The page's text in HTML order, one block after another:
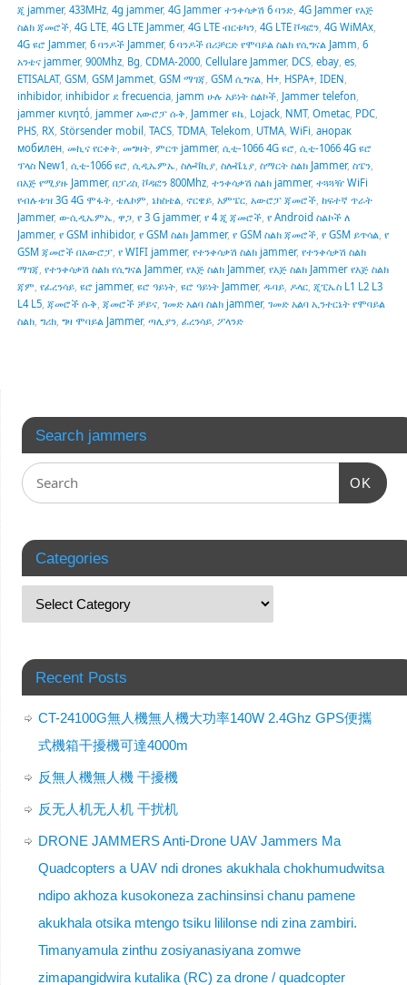
ጂ jammer, 433MHz, 4g jammer, 4G Jammer ተንቀሳቃሽ 6 ባንድ, 4G Jammer የእጅ
ስልክ ጃመሮች, 4G LTE, 4G LTE Jammer, 4G LTE ብርቱካን, 4G LTE ቮዳፎን, 4G WiMAx,
4G ዩሮ Jammer, 6 ባንዶች Jammer, 6 ባንዶች በሪቻርድ የሞባይል ስልክ የሲግናል Jamm 6
አንቴና jammer, 900Mhz, Bg CDMA-2000, Cellulare Jammer, DCS, ebay, es,
ETISALAT, GSM, GSM Jammet, GSM ማገጃ GSM ሲግናል H+, HSPA+, IDEN
inhibidor, inhibidor ደ frecuencia, jamm ሁሉ አይነት ስልኮች, Jammer telefon
jammer κινητό, jammer አውሮፓ ሱቅ Jammer ዩኬ, Lojack, NMT, Ometac, PDC,
PHS, RX, Störsender mobil TACS, TDMA, Telekom UTMA, WiFi анорак
мобилен, መኪና የርቀት, መግዛት, ምርጥ jammer, ሲቲ-1066 4G ዩሮ ሲቲ-1066 4G ዩሮ
ፕላስ New1 ሲቲ-1066 ዩሮ ሲዲኤምኤ ስሎቫኪያ, ስሎቬኒያ, ስማርት ስልክ Jammer, ስፔን,
በእጅ የሚያዙ Jammer, በፓሪስ, ቮዳፎን 800Mhz, ተንቀሳቃሽ ስልክ jammer, ተጓጓዥ WiFi
የብሉቱዝ 3G 4G ሞፋት, ቴሌኮም ኔክስቴል ኖርዌይ, አምፔር, አውሮፓ ጃመሮች, ከፍተኛ ጥራት
Jammer, ወ-ሲዲኤምኤ ዋጋ, የ 3 G jammer, የ 4 ጂ ጃመሮች, የ Android ስልኮች ለ
Jammer, የ GSM inhibidor, የ GSM ስልክ Jammer, የ GSM ስልክ ጃመሮች, የ GSM ይጥሳል የ
GSM ጃመሮች በአውሮፓ, የ WIFI jammer, የተንቀሳቃሽ ስልክ jammer, የተንቀሳቃሽ ስልክ
ማገጃ የተንቀሳቃሽ ስልክ የሲግናል Jammer, የእጅ ስልክ Jammer, የእጅ ስልክ Jammer የእጅ ስልክ
ጃም የፈረንሳይ, ዩሮ jammer, ዩሮ ዓይነት, ዩሮ ዓይነት Jammer, ዱባይ, ዶላር, ጂፒኤስ L1 L2 L3
L4 L5, ጃመሮች ሱቅ ጃመሮች ቻይና, ገመድ አልባ ስልክ jammer, ገመድ አልባ ኢንተርኔት የሞባይል
ስልክ, ግሪክ, ግዛ ሞባይል Jammer, ጣሊያን, ፈረንሳይ, ፖላንድ
Search jammers
OK
Categories
Recent Posts
CT-24100G無人機無人機大功率140W 2.4Ghz GPS便攜
式機箱干擾機可達4000m
反無人機無人機 干擾機
反无人机无人机 干扰机
DRONE JAMMERS Anti-Drone UAV Jammers Ma
Quadcopters a UAV ndi drones akukhala chokhumudwitsa
ndipo akhoza kusokoneza zachinsinsi chanu pamene
akukhala otsika mtengo tsiku lililonse ndi zina zambiri.
Timanyamula zinthu zosiyanasiyana zomwe
zimapangidwira kutalika (RC) za drone / quadcopter